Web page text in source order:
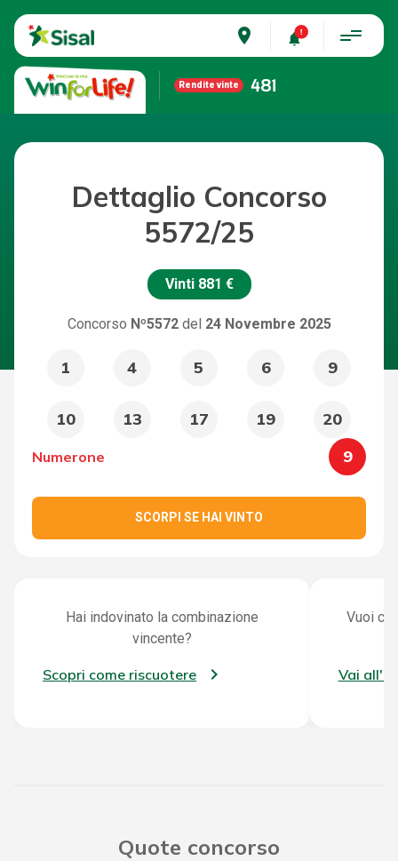
place
Rendite vinte 481
Dettaglio Concorso
5572/25
Vinti 881 €
Concorso Nº5572del 24 Novembre 2025
1 4 5 6 9
10 13 17 19 20
Numerone 9
SCORPI SE HAI VINTO
Hai indovinato la combinazione
vincente?
Scopri come riscuotere
Vuoi
Vai
Quote concorso